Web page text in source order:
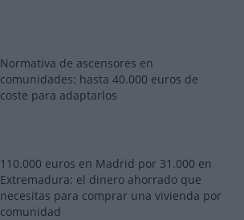
Normativa de ascensores en
comunidades: hasta 40.000 euros de
coste para adaptarlos
110.000 euros en Madrid por 31.000 en
Extremadura: el dinero ahorrado que
necesitas para comprar una vivienda por
comunidad